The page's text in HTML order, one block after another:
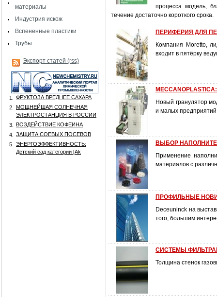
материалы
Индустрия искож
Вспененные пластики
Трубы
Экспорт статей (rss)
1.
ФРУКТОЗА ВРЕДНЕЕ САХАРА
2.
МОЩНЕЙШАЯ СОЛНЕЧНАЯ
ЭЛЕКТРОСТАНЦИЯ В РОССИИ
3.
ВОЗДЕЙСТВИЕ КОФЕИНА
4.
ЗАЩИТА СОЕВЫХ ПОСЕВОВ
5.
ЭНЕРГОЭФФЕКТИВНОСТЬ:
Детский сад категории [Аk
процесса модель,
течение достаточно короткого срока.
ПЕРИФЕРИЯ ДЛЯ
Компания Moretto,
входит в пятёрку
Новый гранулятор
и малых
ВЫБОР
Применение
материалов с
ПРОФИЛЬНЫЕ
Deceuninck на
того, большим
СИСТЕМЫ
Толщина стенок